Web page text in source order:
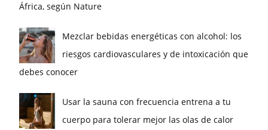
África, según Nature
Mezclar bebidas energéticas con alcohol: los
riesgos cardiovasculares y de intoxicación que
debes conocer
Usar la sauna con frecuencia entrena a tu
cuerpo para tolerar mejor las olas de calor